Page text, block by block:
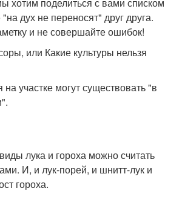
хотим поделиться с вами списком
дух не переносят" друг друга.
и не совершайте ошибок!
или Какие культуры нельзя
участке могут существовать "в
лука и гороха можно считать
И, и лук-порей, и шнитт-лук и
гороха.